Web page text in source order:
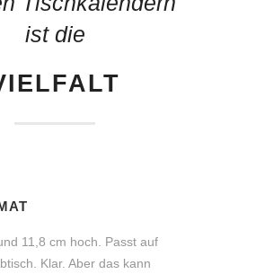
ist die
11,8 cm hoch. Passt auf
Klar. Aber das kann